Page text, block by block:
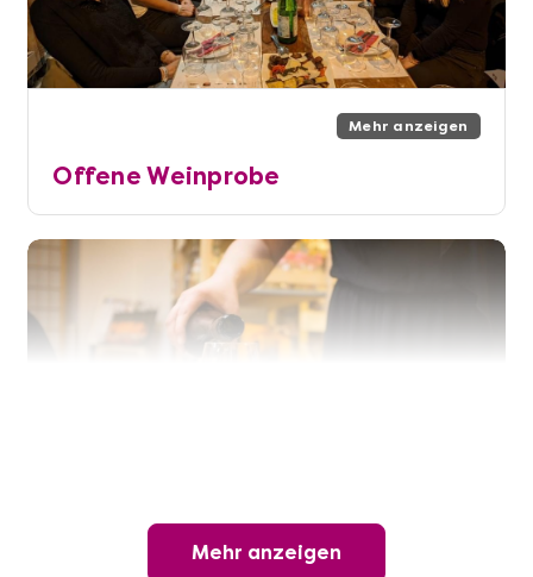
Mehr anzeigen
Offene Weinprobe
Wunderschöner Weinabend
Mehr anzeigen